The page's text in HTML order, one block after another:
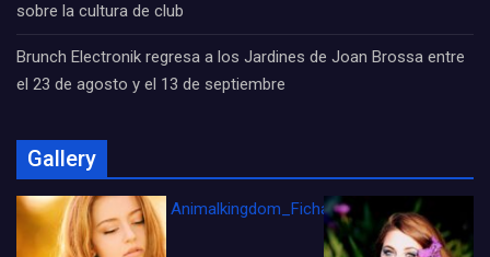
sobre la cultura de club
Brunch Electronik regresa a los Jardines de Joan Brossa entre
el 23 de agosto y el 13 de septiembre
Gallery
Animalkingdom_FichaCine